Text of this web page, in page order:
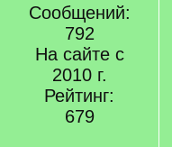
Сообщений:
792
На сайте с
2010 г.
Рейтинг:
679